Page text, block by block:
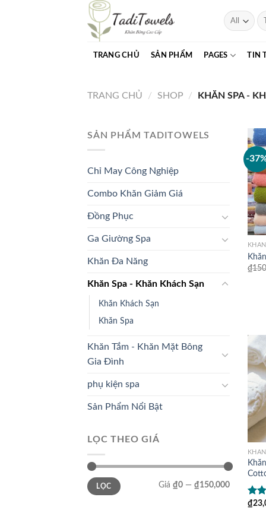
TRANG CHỦ SẢN PHẨM PAGES TIN
TRANG CHỦ / SHOP / KHĂN SPA -
SẢN PHẨM TADITOWELS
Chỉ May Công Nghiệp
Combo Khăn Giảm Giá
Đồng Phục
Ga Giường Spa
Khăn Đa Năng
Khăn Spa - Khăn Khách Sạn
Khăn Khách Sạn
Khăn Spa
Khăn Tắm - Khăn Mặt Bông
Gia Đình
phụ kiện spa
Sản Phẩm Nổi Bật
LỌC THEO GIÁ
Giá
thấp
nhất
Giá
cao
nhất
LỌC Giá ₫0 — ₫150,000
-
₫
₫